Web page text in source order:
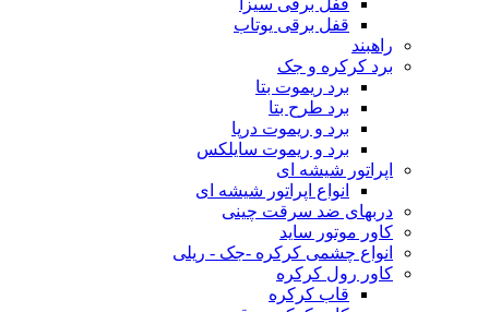
قفل برقی سیزا
قفل برقی یوتاب
راهبند
برد کرکره و جک
برد ریموت بتا
برد طرح بتا
برد و ریموت درپا
برد و ریموت سایلکس
اپراتور شیشه ای
انواع اپراتور شیشه ای
دربهای ضد سرقت چینی
کاور موتور ساید
انواع چشمی کرکره -جک - ریلی
کاور رول کرکره
قاب کرکره